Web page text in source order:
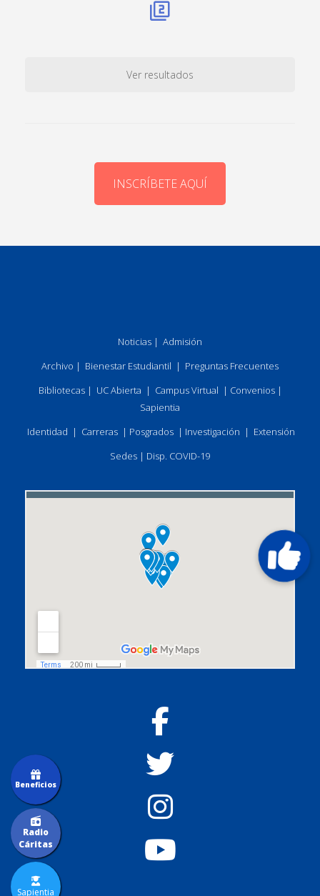
Ver resultados
INSCRÍBETE AQUÍ
Noticias | Admisión
Archivo | Bienestar Estudiantil | Preguntas Frecuentes
Bibliotecas| UC Abierta | Campus Virtual | Convenios|
Sapientia
Identidad | Carreras | Posgrados | Investigación | Extensión
Sedes | Disp. COVID-19
Sapientia
Radio
Cáritas
Beneficios